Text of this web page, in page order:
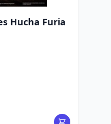
Hucha Furia